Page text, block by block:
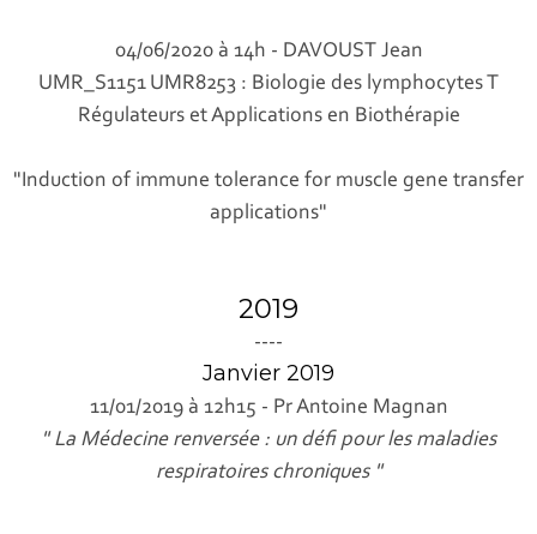
04/06/2020 à 14h - DAVOUST Jean
UMR_S1151 UMR8253 : Biologie des lymphocytes T
Régulateurs et Applications en Biothérapie
"Induction of immune tolerance for muscle gene transfer
applications"
2019
----
Janvier 2019
11/01/2019 à 12h15 - Pr Antoine Magnan
" La Médecine renversée : un défi pour les maladies
respiratoires chroniques "